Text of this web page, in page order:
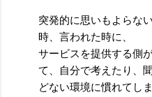
突発的に思いもよらな
時、言われた時に、
サービスを提供する側
て、自分で考えたり、
どない環境に慣れてし